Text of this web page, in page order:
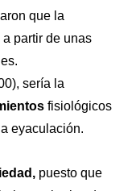
que la
a partir de unas
sería la
fisiológicos
eyaculación.
puesto que